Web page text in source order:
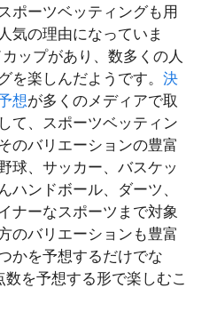
ポーツベッティングも用
気の理由になっていま
ップがあり、数多くの人
を楽しんだようです。 決
想が多くのメディアで取
て、スポーツベッティン
のバリエーションの豊富
球、サッカー、バスケッ
ハンドボール、ダーツ、
ナーなスポーツまで対象
のバリエーションも豊富
かを予想するだけでな
を予想する形で楽しむこ